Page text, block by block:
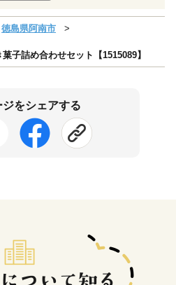
徳島県阿南市
子詰め合わせセット【1515089】
ジをシェアする